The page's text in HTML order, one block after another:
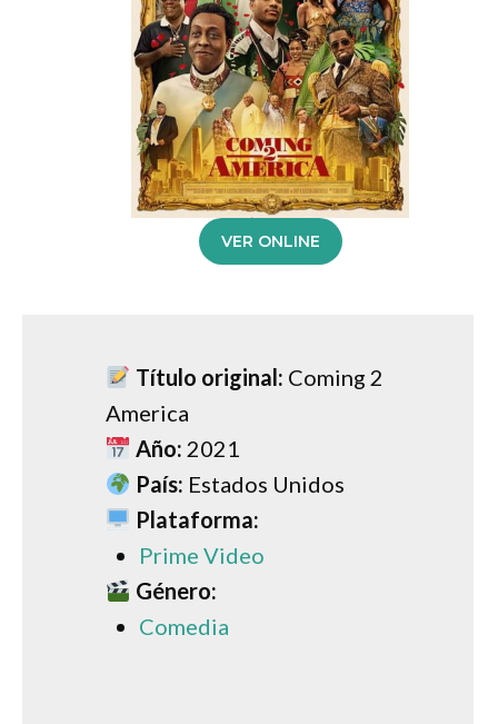
VER ONLINE
Título original: Coming 2
America
Año: 2021
País: Estados Unidos
Plataforma:
Prime Video
Género:
Comedia